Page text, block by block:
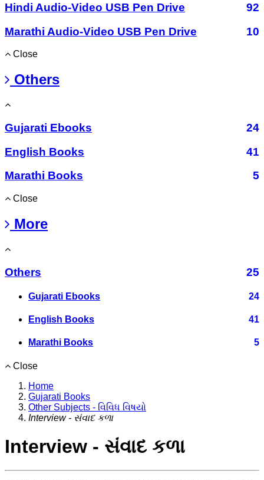
Hindi Audio-Video USB Pen Drive
92
Marathi Audio-Video USB Pen Drive
10
Close
Others
Gujarati Ebooks
24
English Books
41
Marathi Books
5
Close
More
Others 25
Gujarati Ebooks 24
English Books 41
Marathi Books 5
Close
Home
Gujarati Books
Other Subjects - વિવિધ વિષયો
Interview - સંવાદ કળા
Interview - સંવાદ કળા